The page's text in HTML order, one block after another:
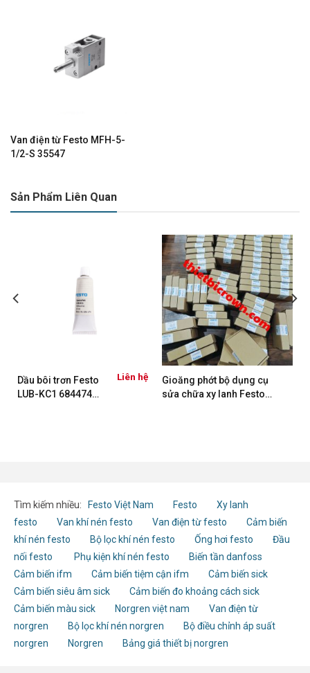
Van điện từ Festo MFH-5-
1/2-S 35547
Sản Phẩm Liên Quan
Dầu bôi trơn Festo
LUB-KC1 684474
Liên hệ
Gioăng phớt bộ dụng cụ
sửa chữa xy lanh Festo
Tìm kiếm nhiều: Festo Việt Nam Festo
Xy lanh
festo
Van khí nén festo Van điện từ festo
Cảm biến
khí nén festo
Bộ lọc khí nén festo Ống hơi festo
Đầu
nối festo
Phụ kiện khí nén festo
Biến tần danfoss
Cảm biến ifm
Cảm biến tiệm cận ifm
Cảm biến sick
Cảm biến siêu âm sick
Cảm biến đo khoảng cách sick
Cảm biến màu sick
Norgren việt nam
Van điện từ
norgren
Bộ lọc khí nén norgren
Bộ điều chỉnh áp suất
norgren
Norgren Bảng giá thiết bị norgren